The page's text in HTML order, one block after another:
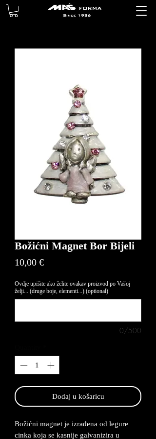
Božićni Magnet Bor Bijeli
10,00 €Price
Ovdje upišite ako želite ovakav proizvod po Vašoj
želji... (druge boje, elementi...) (optional)
0/500
Dodaj u košaricu
Božićni magnet je izrađena od legure
cinka koja se kasnije galvanizira u